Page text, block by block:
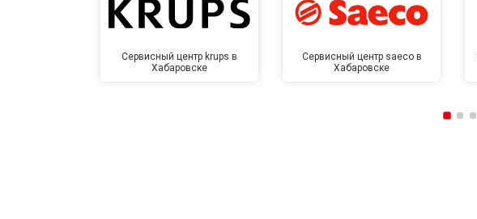
Сервисный центр krups в
Хабаровске
Сервисный центр saeco в
Хабаровске